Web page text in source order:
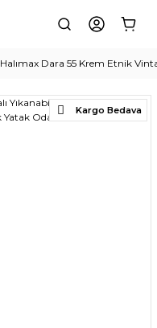
Halımax Dara 55 Krem Etnik
Kargo Bedava